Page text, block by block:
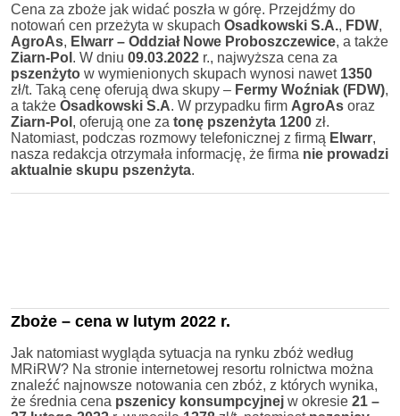
Cena za zboże jak widać poszła w górę. Przejdźmy do
notowań cen przeżyta w skupach Osadkowski S.A., FDW,
AgroAs, Elwarr – Oddział Nowe Proboszczewice, a także
Ziarn-Pol . W dniu 09.03.2022 r., najwyższa cena za
pszenżyto w wymienionych skupach wynosi nawet 1350
zł/t. Taką cenę oferują dwa skupy – Fermy Woźniak (FDW),
a także Osadkowski S.A. W przypadku firm AgroAs oraz
Ziarn-Pol , oferują one za tonę pszenżyta 1200 zł.
Natomiast, podczas rozmowy telefonicznej z firmą Elwarr,
nasza redakcja otrzymała informację, że firma nie prowadzi
aktualnie skupu pszenżyta.
Zboże – cena w lutym 2022 r.
Jak natomiast wygląda sytuacja na rynku zbóż według
MRiRW? Na stronie internetowej resortu rolnictwa można
znaleźć najnowsze notowania cen zbóż, z których wynika,
że średnia cena pszenicy konsumpcyjnej w okresie 21 –